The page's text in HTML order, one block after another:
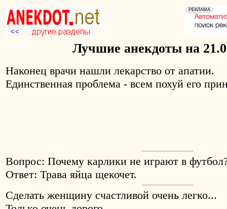
Лучшие анекдоты на
Наконец врачи нашли лекарство от апатии.
Единственная проблема - всем похуй его
Вопрос: Почему карлики не играют в
Ответ: Трава яйца щекочет.
Сделать женщину счастливой очень легко...